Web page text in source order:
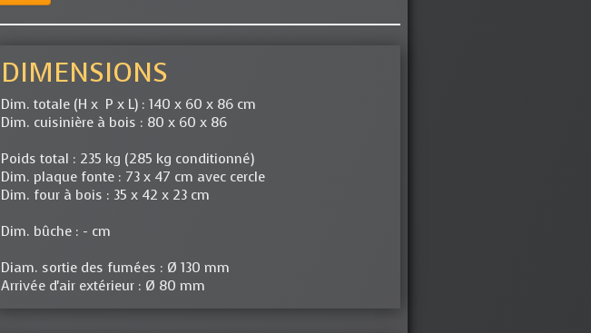
DIMENSIONS
Dim. totale (H x P x L) : 140 x 60 x 86 cm
Dim. cuisinière à bois : 80 x 60 x 86
Poids total : 235 kg (285 kg conditionné)
Dim. plaque fonte : 73 x 47 cm avec cercle
Dim. four à bois : 35 x 42 x 23 cm
Dim. bûche : - cm
Diam. sortie des fumées : Ø 130 mm
Arrivée d'air extérieur : Ø 80 mm